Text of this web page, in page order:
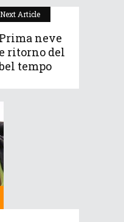
Next Article
Prima neve
e ritorno del
tempo